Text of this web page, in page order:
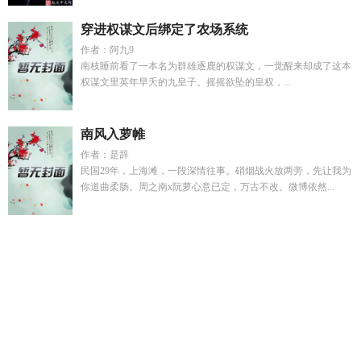
穿进权谋文后绑定了农场系统
作者：阿九9
南枝睡前看了一本名为群雄逐鹿的权谋文，一觉醒来却成了这本
权谋文里英年早夭的九皇子。摇摇欲坠的皇权，...
南风入萝帷
作者：是辞
民国29年，上海滩，一段深情往事。硝烟战火放两旁，先让我为
你道曲柔肠。周之南x阮萝心意已定，万古不改。微博依然...